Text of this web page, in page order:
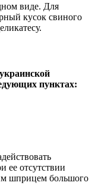
виде. Для
кусок свиного
пунктах:
ее отсутствии
шприцем большого